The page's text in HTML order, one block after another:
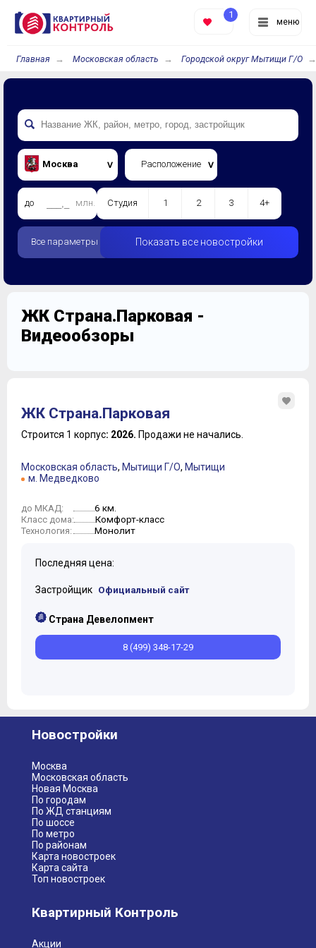
меню
1
Главная Московская область Городской округ Мытищи Г/О
Москва Расположение
до млн. Студия 1 2 3 4+
Все параметры Показать все новостройки
ЖК Страна.Парковая -
Видеообзоры
ЖК Страна.Парковая
Строится 1 корпус: 2026. Продажи не начались.
Московская область, Мытищи Г/О, Мытищи
м. Медведково
до МКАД: 6 км.
Класс дома: Комфорт-класс
Технология: Монолит
Последняя цена:
Застройщик Официальный сайт
Страна Девелопмент
8 (499) 348-17-29
Новостройки
Москва
Московская область
Новая Москва
По городам
По ЖД станциям
По шоссе
По метро
По районам
Карта новостроек
Карта сайта
Топ новостроек
Квартирный Контроль
Акции